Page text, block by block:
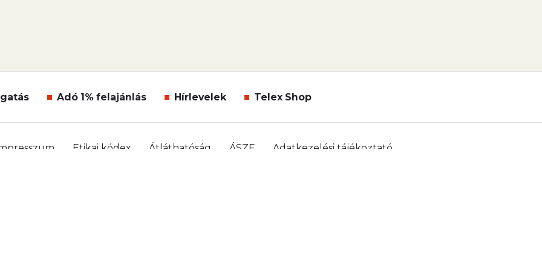
Adó 1% felajánlás Hírlevelek Telex Shop
Etikai kódex Átláthatóság ÁSZF Adatkezelési tájékoztató